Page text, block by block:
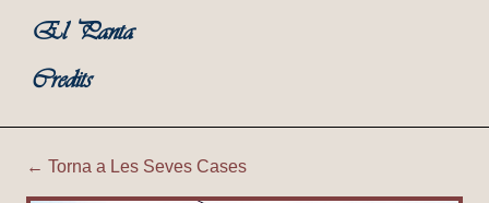
El Panta
Credits
Tiurana | Corral del Pau
← Torna a Les Seves Cases